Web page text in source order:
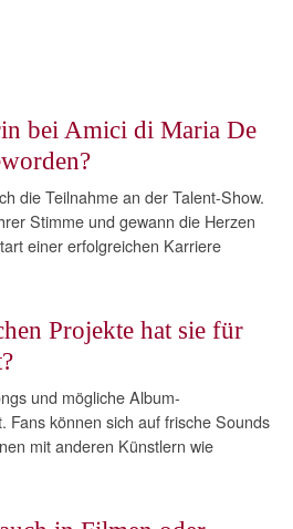
bei Amici di Maria De
die Teilnahme an der Talent-Show.
Stimme und gewann die Herzen
einer erfolgreichen Karriere
Projekte hat sie für
und mögliche Album-
Fans können sich auf frische Sounds
mit anderen Künstlern wie